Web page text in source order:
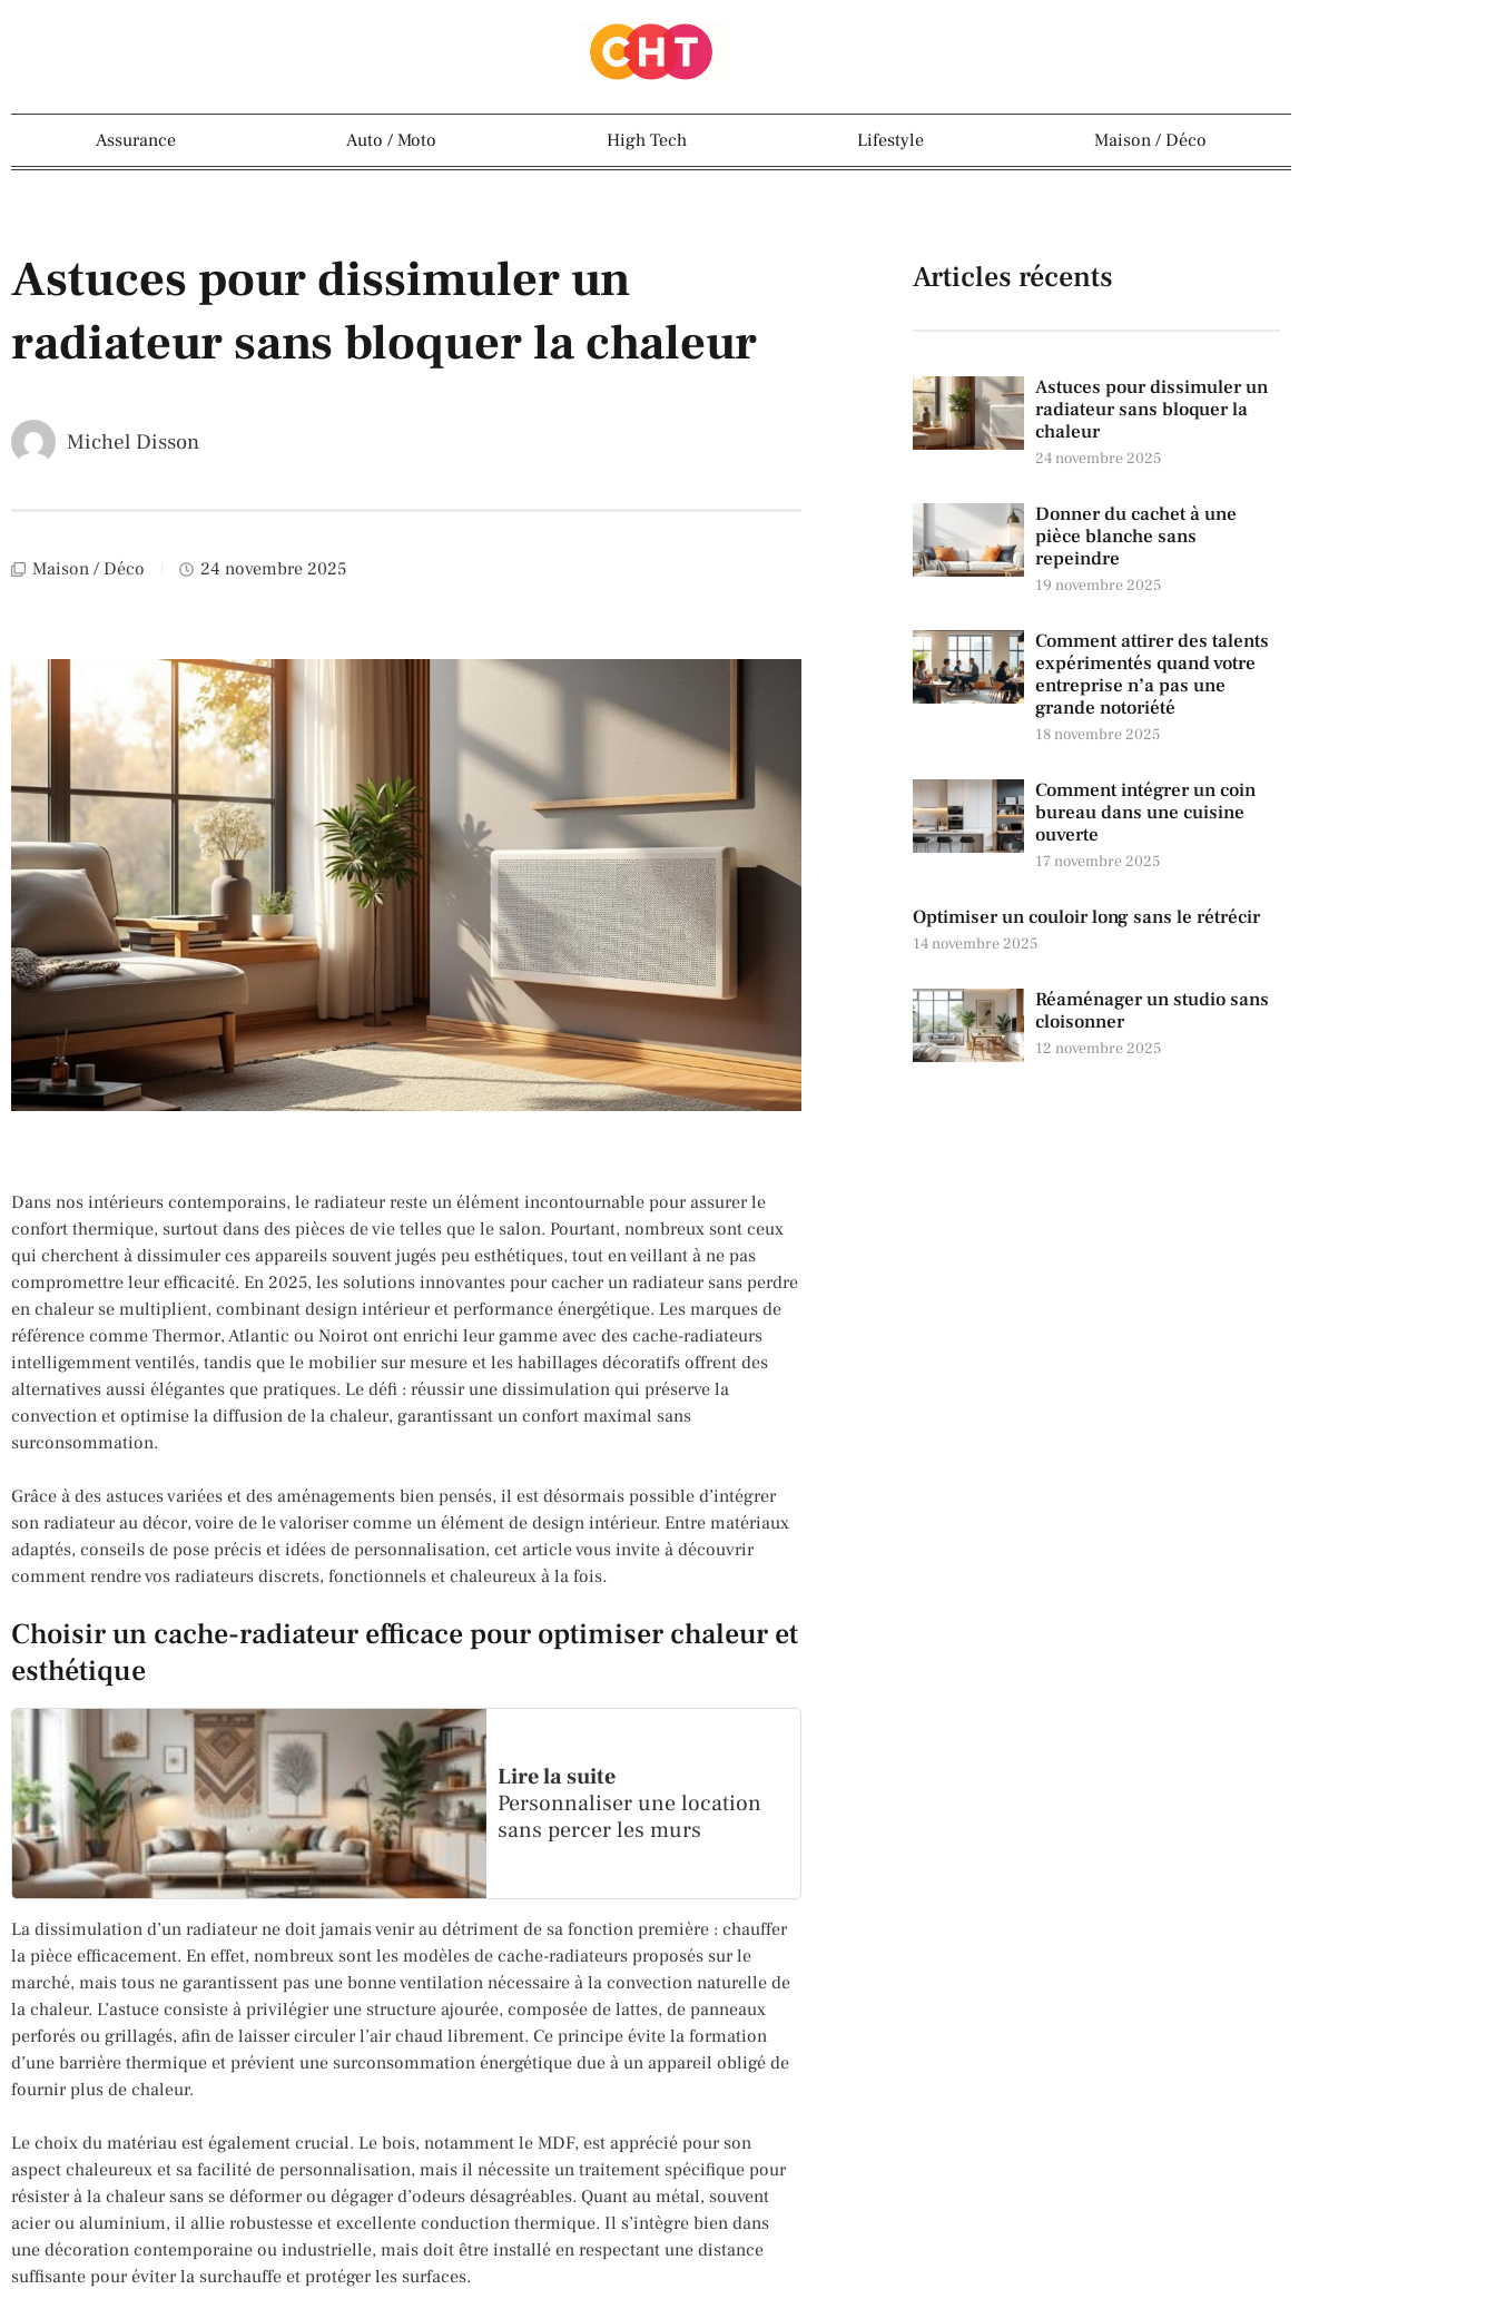
Assurance Auto / Moto High Tech Lifestyle Maison / Déco
Astuces pour dissimuler un
radiateur sans bloquer la chaleur
Michel Disson
Maison / Déco 24 novembre 2025
Dans nos intérieurs contemporains, le radiateur reste un élément incontournable pour assurer le
confort thermique, surtout dans des pièces de vie telles que le salon. Pourtant, nombreux sont ceux
qui cherchent à dissimuler ces appareils souvent jugés peu esthétiques, tout en veillant à ne pas
compromettre leur efficacité. En 2025, les solutions innovantes pour cacher un radiateur sans perdre
en chaleur se multiplient, combinant design intérieur et performance énergétique. Les marques de
référence comme Thermor, Atlantic ou Noirot ont enrichi leur gamme avec des cache-radiateurs
intelligemment ventilés, tandis que le mobilier sur mesure et les habillages décoratifs offrent des
alternatives aussi élégantes que pratiques. Le défi : réussir une dissimulation qui préserve la
convection et optimise la diffusion de la chaleur, garantissant un confort maximal sans
surconsommation.
Grâce à des astuces variées et des aménagements bien pensés, il est désormais possible d’intégrer
son radiateur au décor, voire de le valoriser comme un élément de design intérieur. Entre matériaux
adaptés, conseils de pose précis et idées de personnalisation, cet article vous invite à découvrir
comment rendre vos radiateurs discrets, fonctionnels et chaleureux à la fois.
Choisir un cache-radiateur efficace pour optimiser chaleur et
esthétique
Lire la suite
Personnaliser une location
sans percer les murs
La dissimulation d’un radiateur ne doit jamais venir au détriment de sa fonction première : chauffer
la pièce efficacement. En effet, nombreux sont les modèles de cache-radiateurs proposés sur le
marché, mais tous ne garantissent pas une bonne ventilation nécessaire à la convection naturelle de
la chaleur. L’astuce consiste à privilégier une structure ajourée, composée de lattes, de panneaux
perforés ou grillagés, afin de laisser circuler l’air chaud librement. Ce principe évite la formation
d’une barrière thermique et prévient une surconsommation énergétique due à un appareil obligé de
fournir plus de chaleur.
Le choix du matériau est également crucial. Le bois, notamment le MDF, est apprécié pour son
aspect chaleureux et sa facilité de personnalisation, mais il nécessite un traitement spécifique pour
résister à la chaleur sans se déformer ou dégager d’odeurs désagréables. Quant au métal, souvent
acier ou aluminium, il allie robustesse et excellente conduction thermique. Il s’intègre bien dans
une décoration contemporaine ou industrielle, mais doit être installé en respectant une distance
suffisante pour éviter la surchauffe et protéger les surfaces.
Articles récents
Astuces pour dissimuler un
radiateur sans bloquer la
chaleur
24 novembre 2025
Donner du cachet à une
pièce blanche sans
repeindre
19 novembre 2025
Comment attirer des talents
expérimentés quand votre
entreprise n’a pas une
grande notoriété
18 novembre 2025
Comment intégrer un coin
bureau dans une cuisine
ouverte
17 novembre 2025
Optimiser un couloir long sans le rétrécir
14 novembre 2025
Réaménager un studio sans
cloisonner
12 novembre 2025